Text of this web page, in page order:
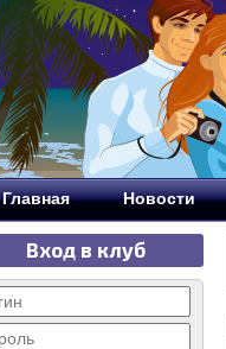
Главная Новости
Вход в клуб